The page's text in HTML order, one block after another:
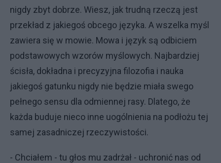
nigdy zbyt dobrze. Wiesz, jak trudną rzeczą jest
przekład z jakiegoś obcego języka. A wszelka myśl
zawiera się w mowie. Mowa i język są odbiciem
podstawowych wzorów myślowych. Najbardziej
ścisła, dokładna i precyzyjna filozofia i nauka
jakiegoś gatunku nigdy nie będzie miała swego
pełnego sensu dla odmiennej rasy. Dlatego, że
każda buduje nieco inne uogólnienia na podłożu tej
samej zasadniczej rzeczywistości.
- Chciałem - tu głos mu zadrżał - uchronić nas od